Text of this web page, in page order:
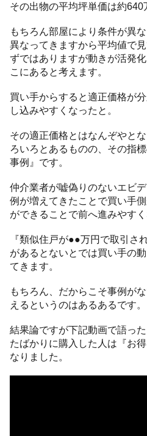
その出物の平均坪単価は約640
もちろん部屋により条件が異
異なってきますから平均値で
ずではありますが動きが活発
こにあると考えます。
買い手からすると適正価格が
し込みやすくなったと。
その適正価格とはなんぞやと
ろいろとあるものの、その指
事例』です。
仲介業者が嘘偽りのないエビ
例が増えてきたことで買い手
ができることで前へ進みやすく
『類似住戸が●●万円で取引さ
があるとないとでは買い手の
てきます。
もちろん、だからこそ事例が
えるというのはあるあるです。
結果論ですが下記動画で語っ
たばかりに購入した人は『お
なりました。